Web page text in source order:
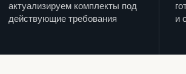
актуализируем комплекты под
действующие требования
и